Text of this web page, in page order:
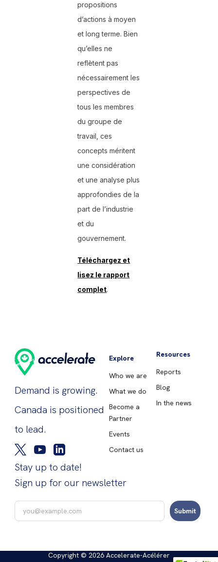
propositions
d’actions à moyen
et long terme. Bien
qu’elles ne
reflètent pas
nécessairement les
perspectives de
tous les membres
du groupe de
travail, ces
concepts méritent
une considération
et une analyse plus
approfondies de la
part de l’industrie
et du
gouvernement.
Téléchargez et
lisez le rapport
complet.
Demand is growing.
Canada is positioned
to lead.
Explore
Who we are
What we do
Become a
Partner
Events
Contact us
Resources
Reports
Blog
In the news
Stay up to date!
Sign up for our newsletter
Submit
Copyright © 2026 Accelerate-Acélérer